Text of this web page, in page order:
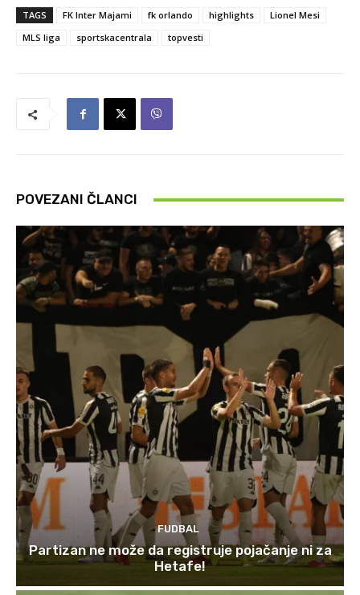
TAGS FK Inter Majami fk orlando highlights
Lionel Mesi
MLS liga
sportskacentrala topvesti
POVEZANI ČLANCI
FUDBAL
Partizan ne može da registruje pojačanje ni za
Hetafe!